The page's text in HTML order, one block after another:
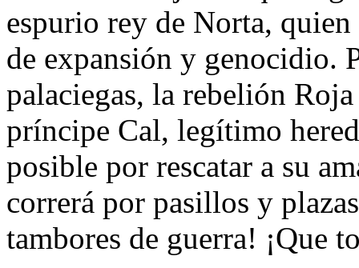
espurio rey de Norta,
de expansión y genocidio.
palaciegas, la rebelión
príncipe Cal, legítimo
posible por rescatar a su
correrá por pasillos y
tambores de guerra! ¡Que